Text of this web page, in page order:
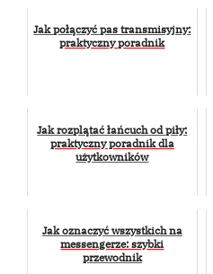
Jak połączyć pas transmisyjny:
praktyczny poradnik
Jak rozplątać łańcuch od piły:
praktyczny poradnik dla
użytkowników
Jak oznaczyć wszystkich na
messengerze: szybki
przewodnik